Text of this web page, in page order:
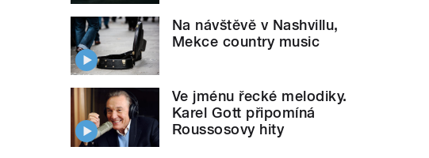
Na návštěvě v Nashvillu,
Mekce country music
Ve jménu řecké melodiky.
Karel Gott připomíná
Roussosovy hity